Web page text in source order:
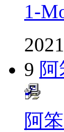
1-
9
阿